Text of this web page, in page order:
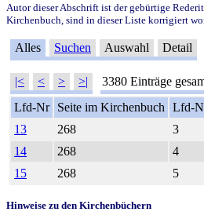
Autor dieser Abschrift ist der gebürtige
Kirchenbuch, sind in dieser Liste korrigiert
Alles Suchen Auswahl Detail
|< < > >| 3380 Einträge
Lfd-Nr
Seite im Kirchenbuch Lfd-
13
268 3
14
268 4
15
268 5
Hinweise zu den Kirchenbüchern